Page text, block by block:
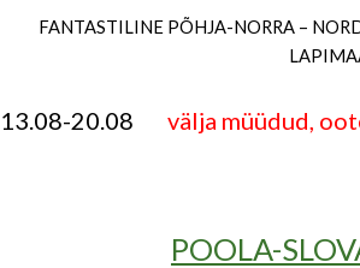
FANTASTILINE PÕHJA-NORRA –
13.08-20.08 välja müüdud,
POOLA-